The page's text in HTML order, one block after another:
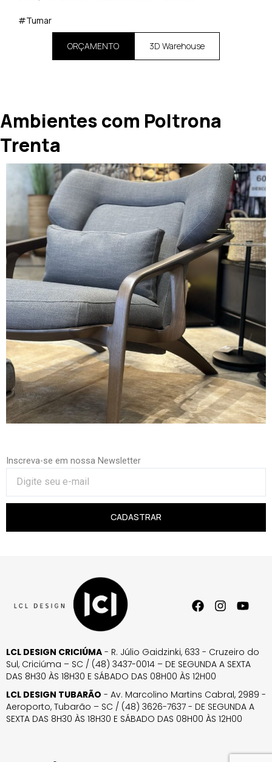
#Tumar
ORÇAMENTO 3D Warehouse
Ambientes com Poltrona
Trenta
Inscreva-se em nossa Newsletter
CADASTRAR
LCL DESIGN CRICIÚMA - R. Júlio Gaidzinki, 633 - Cruzeiro do
Sul, Criciúma – SC / (48) 3437-0014 – DE SEGUNDA A SEXTA
DAS 8H30 ÀS 18H30 E SÁBADO DAS 08H00 ÀS 12H00
LCL DESIGN TUBARÃO - Av. Marcolino Martins Cabral, 2989 -
Aeroporto, Tubarão – SC / (48) 3626-7637 - DE SEGUNDA A
SEXTA DAS 8H30 ÀS 18H30 E SÁBADO DAS 08H00 ÀS 12H00